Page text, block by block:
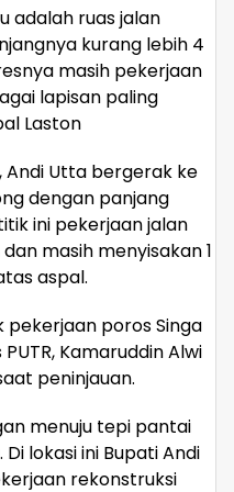
adalah ruas jalan
kurang lebih 4
masih pekerjaan
lapisan paling
Laston
Andi Utta bergerak ke
dengan panjang
ini pekerjaan jalan
masih menyisakan 1
aspal.
pekerjaan poros Singa
Kamaruddin Alwi
peninjauan.
menuju tepi pantai
lokasi ini Bupati Andi
rekonstruksi